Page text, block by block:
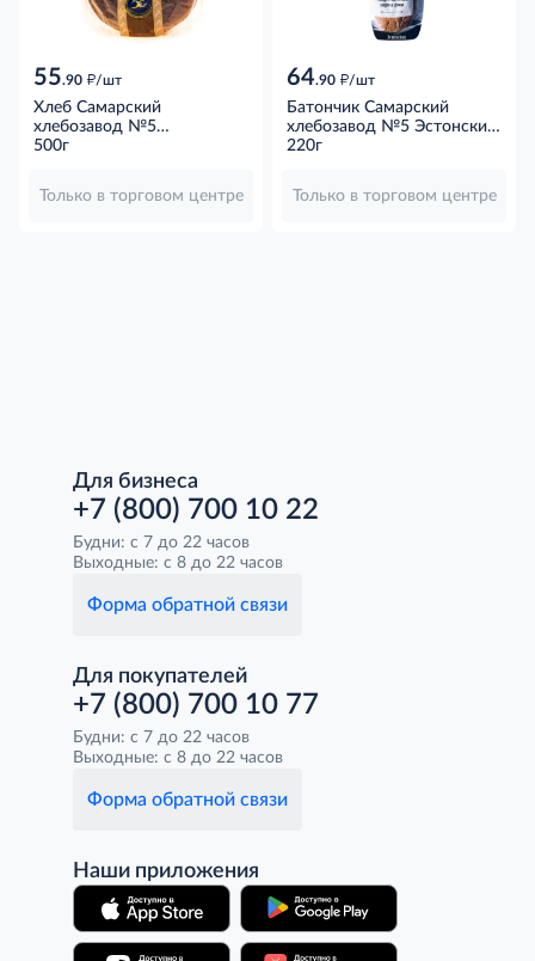
55.90 д/шт
Хлеб Самарский
хлебозавод №5
Старосельский ржаной,
500г
Только в торговом центре
64.90 д/шт
Батончик Самарский
хлебозавод №5 Эстонский
с осолодованными
220г
Только в торговом центре
Для бизнеса
+7 (800) 700 10 22
Будни: с 7 до 22 часов
Выходные: с 8 до 22 часов
Форма обратной связи
Для покупателей
+7 (800) 700 10 77
Будни: с 7 до 22 часов
Выходные: с 8 до 22 часов
Форма обратной связи
Наши приложения